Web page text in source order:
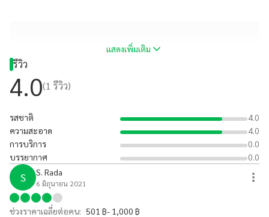
แสดงเพิ่มเติม
รีวิว
4.0(1 รีวิว)
รสชาติ
4.0
ความสะอาด
4.0
การบริการ
0.0
บรรยากาศ
0.0
S S. Rada
6 มิถุนายน 2021
ช่วงราคาเฉลี่ยต่อคน: 501 ฿- 1,000 ฿